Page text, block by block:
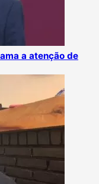
a atenção de